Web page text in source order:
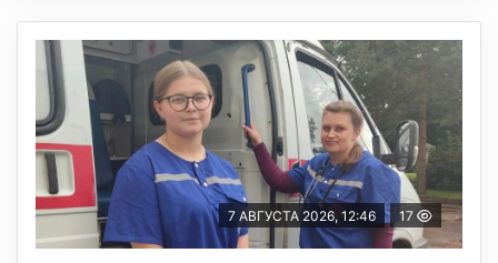
7 АВГУСТА 2026, 12:46 17